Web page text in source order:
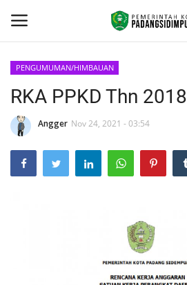
Beranda
KONTAK
Contact
PENGUMUMAN/HIMBAUAN
RKA PPKD Thn 2018
Angger Nov 24, 2021 - 03:54